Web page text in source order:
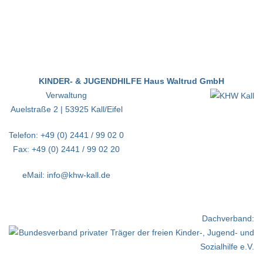
KINDER- & JUGENDHILFE Haus Waltrud GmbH
Verwaltung
Auelstraße 2 | 53925 Kall/Eifel
Telefon: +49 (0) 2441 / 99 02 0
Fax: +49 (0) 2441 / 99 02 20
eMail: info@khw-kall.de
Dachverband: